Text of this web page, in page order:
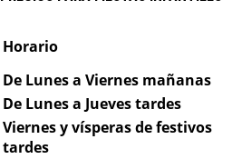
Horario
De Lunes a Viernes mañanas
De Lunes a Jueves tardes
Viernes y vísperas de festivos
tardes